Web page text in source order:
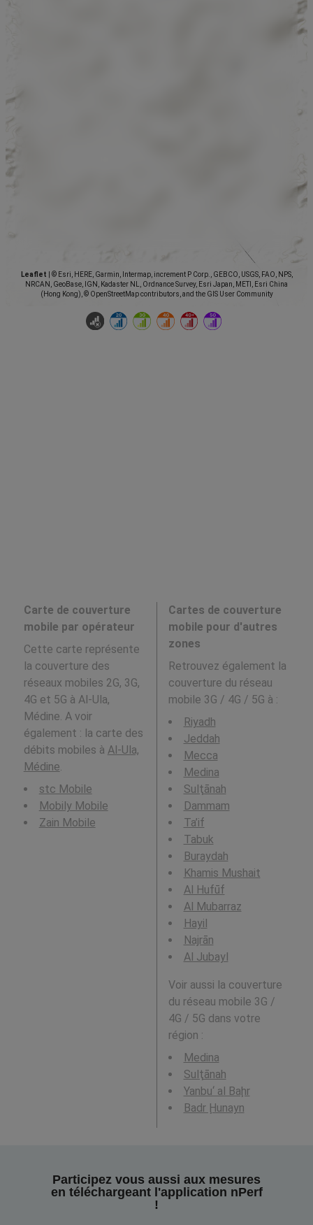
Leaflet
© Esri, HERE, Garmin, Intermap, increment P Corp., GEBCO, USGS, FAO, NPS,
NRCAN, GeoBase, IGN, Kadaster NL, Ordnance Survey, Esri Japan, METI, Esri China
(Hong Kong), © OpenStreetMap contributors, and the GIS User Community
Carte de couverture
mobile par opérateur
Cette carte représente
la couverture des
réseaux mobiles 2G, 3G,
4G et 5G à Al-Ula,
Médine. A voir
également : la carte des
débits mobiles à Al-Ula,
Médine
stc Mobile
Mobily Mobile
Zain Mobile
Cartes de couverture
mobile pour d'autres
zones
Retrouvez également la
couverture du réseau
mobile 3G / 4G / 5G à :
Riyadh
Jeddah
Mecca
Medina
Sulţānah
Dammam
Ta’if
Tabuk
Buraydah
Khamis Mushait
Al Hufūf
Al Mubarraz
Hayil
Najrān
Al Jubayl
Voir aussi la couverture
du réseau mobile 3G /
4G / 5G dans votre
région :
Medina
Sulţānah
Yanbu‘ al Baḩr
Badr Ḩunayn
Participez vous aussi aux mesures
en téléchargeant l'application nPerf
!